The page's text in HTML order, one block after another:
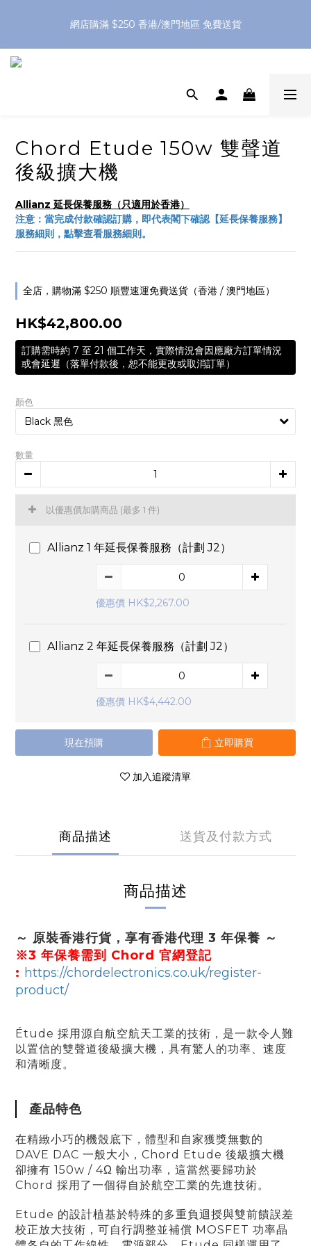
網店購滿 $250 香港/澳門地區 免費送貨
XPay（先買後付 免息分 3 期）- 新用戶首次消費滿 HK$100 即
Chord Etude 150w 雙聲道
後級擴大機
Allianz 延長保養服務（只適用於香港）
注意：當完成付款確認訂購，即代表閣下確認【延長保養服務】
服務細則，點擊查看服務細則。
全店，購物滿 $250 順豐速運免費送貨（香港 / 澳門地區）
HK$42,800.00
訂購需時約 7 至 21 個工作天，實際情況會因應廠方訂單情況
或會延遲（落單付款後，恕不能更改或取消訂單）
顏色
數量
以優惠價加購商品 (最多 1 件)
Allianz 1 年延長保養服務（計劃 J2）
優惠價 HK$2,267.00
Allianz 2 年延長保養服務（計劃 J2）
優惠價 HK$4,442.00
現在預購 立即購買
加入追蹤清單
商品描述 送貨及付款方式
商品描述
～ 原裝香港行貨， 享有香港代理 3 年保養 ～
※3 年保養需到 Chord 官網登記
: https://chordelectronics.co.uk/register-
product/
Étude 採用源自航空航天工業的技術，是一款令人難
以置信的雙聲道後級擴大機，具有驚人的功率、速度
和清晰度。
產品特色
在精緻小巧的機殼底下，體型和自家獲獎無數的
DAVE DAC 一般大小，Chord Etude 後級擴大機
卻擁有 150w / 4Ω 輸出功率，這當然要歸功於
Chord 採用了一個得自於航空工業的先進技術。
Etude 的設計植基於特殊的多重負迴授與雙前饋誤差
校正放大技術，可自行調整並補償 MOSFET 功率晶